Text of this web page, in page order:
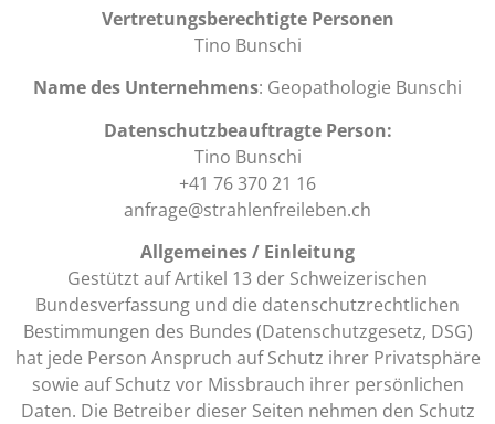
Vertretungsberechtigte Personen
Tino Bunschi
Name des Unternehmens: Geopathologie Bunschi
Datenschutzbeauftragte Person:
Tino Bunschi
+41 76 370 21 16
anfrage@strahlenfreileben.ch
Allgemeines / Einleitung
Gestützt auf Artikel 13 der Schweizerischen
Bundesverfassung und die datenschutzrechtlichen
Bestimmungen des Bundes (Datenschutzgesetz, DSG)
hat jede Person Anspruch auf Schutz ihrer Privatsphäre
sowie auf Schutz vor Missbrauch ihrer persönlichen
Daten. Die Betreiber dieser Seiten nehmen den Schutz